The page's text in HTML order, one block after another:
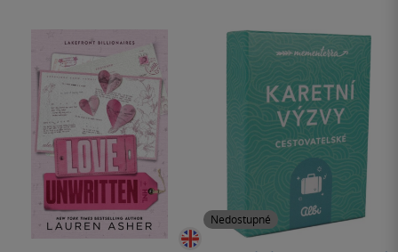
Nedostupné